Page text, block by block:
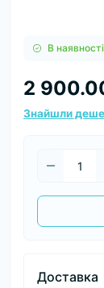
В наявності
2
Знайшли
Доставка